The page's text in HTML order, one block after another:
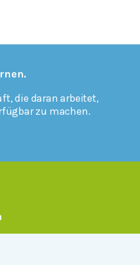
die daran arbeitet,
zu machen.